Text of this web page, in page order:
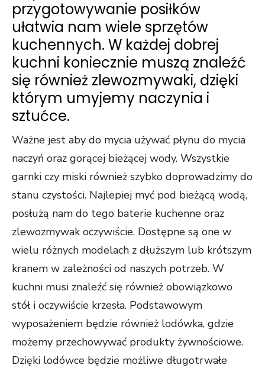
przygotowywanie posiłków
ułatwia nam wiele sprzętów
kuchennych. W każdej dobrej
kuchni koniecznie muszą znaleźć
się również zlewozmywaki, dzięki
którym umyjemy naczynia i
sztućce.
Ważne jest aby do mycia używać płynu do mycia
naczyń oraz gorącej bieżącej wody. Wszystkie
garnki czy miski również szybko doprowadzimy do
stanu czystości. Najlepiej myć pod bieżącą wodą,
posłużą nam do tego baterie kuchenne oraz
zlewozmywak oczywiście. Dostępne są one w
wielu różnych modelach z dłuższym lub krótszym
kranem w zależności od naszych potrzeb. W
kuchni musi znaleźć się również obowiązkowo
stół i oczywiście krzesła. Podstawowym
wyposażeniem będzie również lodówka, gdzie
możemy przechowywać produkty żywnościowe.
Dzięki lodówce będzie możliwe długotrwałe